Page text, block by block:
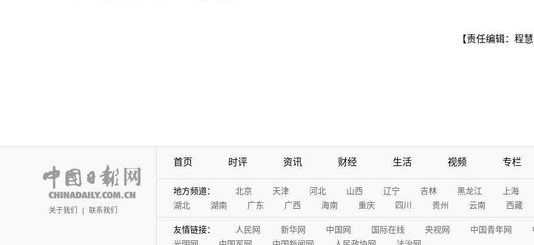
【责任编辑：程
关于我们 | 联系我们
首页 时评 资讯 财经 生活 视频 专栏
地方频道： 北京 天津 河北 山西 辽宁 吉林 黑龙江
上海
湖北
湖南 广东 广西 海南 重庆 四川 贵州 云南 西藏
友情链接： 人民网 新华网 中国网 国际在线 央视网 中国青年网